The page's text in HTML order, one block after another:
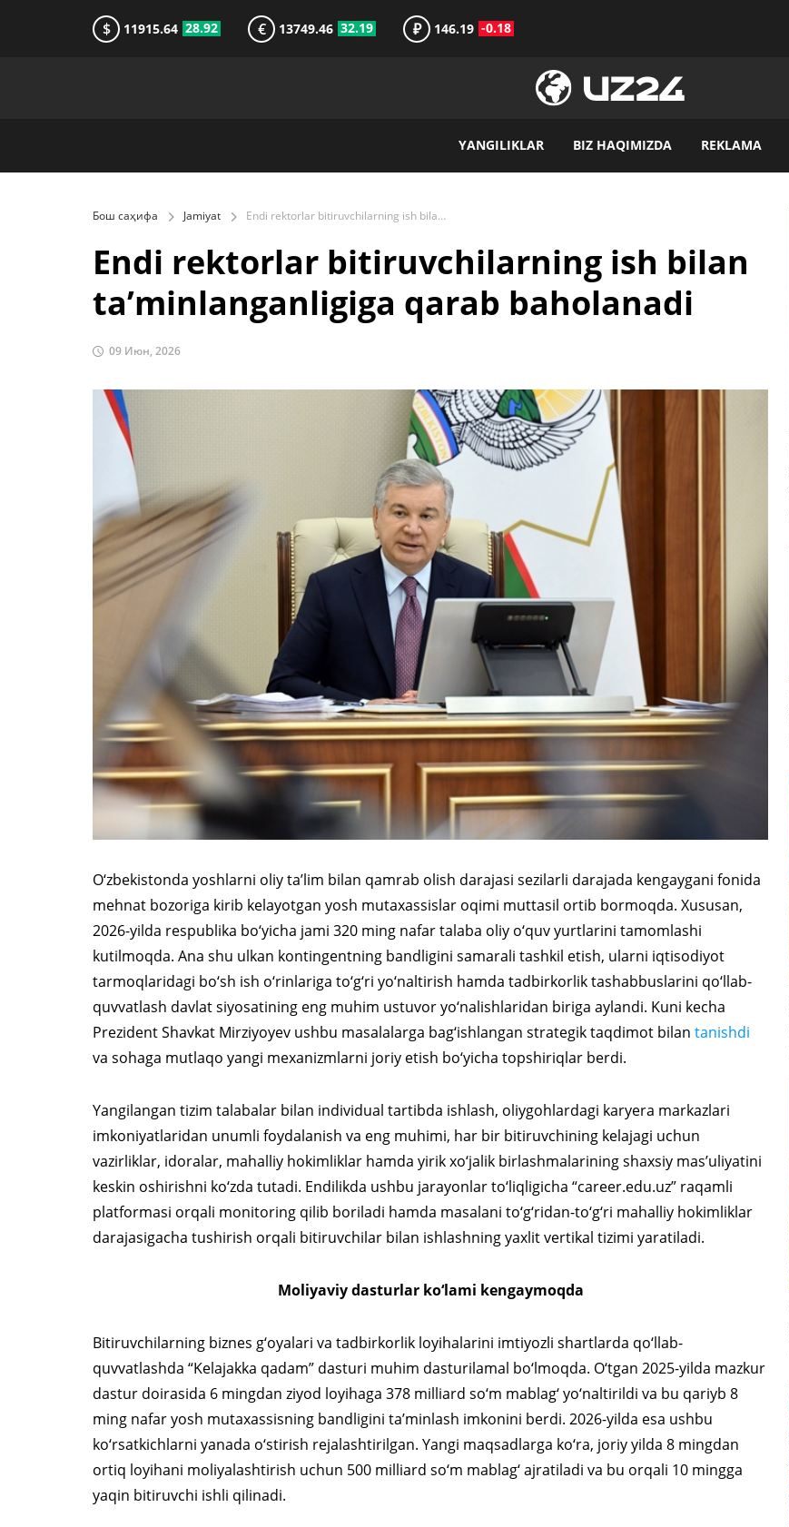
$ 11915.64 28.92 € 13749.46 32.19 ₽ 146.19 -0.18
YANGILIKLAR BIZ HAQIMIZDA REKLAMA
Бош саҳифа Jamiyat Endi rektorlar bitiruvchilarning ish bilan ta’minlanganligiga qarab baholanadi
Endi rektorlar bitiruvchilarning ish bilan
ta’minlanganligiga qarab baholanadi
09 Июн, 2026
O‘zbekistonda yoshlarni oliy ta’lim bilan qamrab olish darajasi sezilarli darajada kengaygani fonida
mehnat bozoriga kirib kelayotgan yosh mutaxassislar oqimi muttasil ortib bormoqda. Xususan,
2026-yilda respublika bo‘yicha jami 320 ming nafar talaba oliy o‘quv yurtlarini tamomlashi
kutilmoqda. Ana shu ulkan kontingentning bandligini samarali tashkil etish, ularni iqtisodiyot
tarmoqlaridagi bo‘sh ish o‘rinlariga to‘g‘ri yo‘naltirish hamda tadbirkorlik tashabbuslarini qo‘llab-
quvvatlash davlat siyosatining eng muhim ustuvor yo‘nalishlaridan biriga aylandi. Kuni kecha
Prezident Shavkat Mirziyoyev ushbu masalalarga bag‘ishlangan strategik taqdimot bilan tanishdi
va sohaga mutlaqo yangi mexanizmlarni joriy etish bo‘yicha topshiriqlar berdi.
Yangilangan tizim talabalar bilan individual tartibda ishlash, oliygohlardagi karyera markazlari
imkoniyatlaridan unumli foydalanish va eng muhimi, har bir bitiruvchining kelajagi uchun
vazirliklar, idoralar, mahalliy hokimliklar hamda yirik xo‘jalik birlashmalarining shaxsiy mas’uliyatini
keskin oshirishni ko‘zda tutadi. Endilikda ushbu jarayonlar to‘liqligicha “career.edu.uz” raqamli
platformasi orqali monitoring qilib boriladi hamda masalani to‘g‘ridan-to‘g‘ri mahalliy hokimliklar
darajasigacha tushirish orqali bitiruvchilar bilan ishlashning yaxlit vertikal tizimi yaratiladi.
Moliyaviy dasturlar ko‘lami kengaymoqda
Bitiruvchilarning biznes g‘oyalari va tadbirkorlik loyihalarini imtiyozli shartlarda qo‘llab-
quvvatlashda “Kelajakka qadam” dasturi muhim dasturilamal bo‘lmoqda. O‘tgan 2025-yilda mazkur
dastur doirasida 6 mingdan ziyod loyihaga 378 milliard so‘m mablag‘ yo‘naltirildi va bu qariyb 8
ming nafar yosh mutaxassisning bandligini ta’minlash imkonini berdi. 2026-yilda esa ushbu
ko‘rsatkichlarni yanada o‘stirish rejalashtirilgan. Yangi maqsadlarga ko‘ra, joriy yilda 8 mingdan
ortiq loyihani moliyalashtirish uchun 500 milliard so‘m mablag‘ ajratiladi va bu orqali 10 mingga
yaqin bitiruvchi ishli qilinadi.